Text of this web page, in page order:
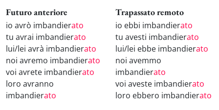
Futuro anteriore
io avrò imbandierato
tu avrai imbandierato
lui/lei avrà imbandierato
noi avremo imbandierato
voi avrete imbandierato
loro avranno
imbandierato
Trapassato remoto
io ebbi imbandierato
tu avesti imbandierato
lui/lei ebbe imbandierato
noi avemmo
imbandierato
voi aveste imbandierato
loro ebbero imbandierato